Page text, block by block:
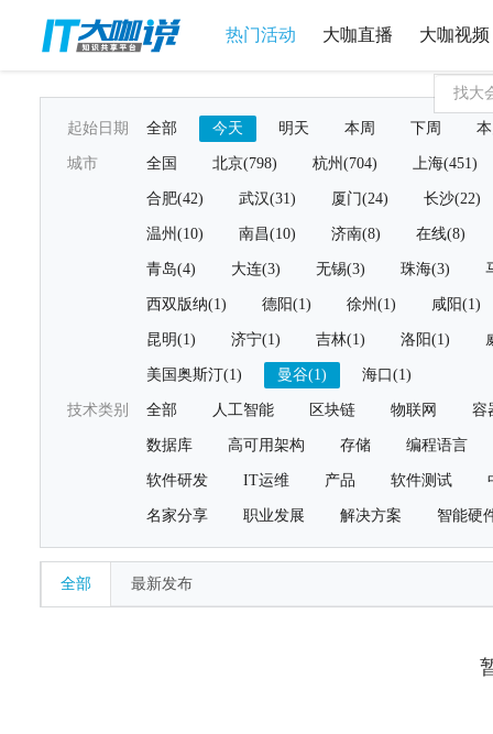
热门活动 大咖直播 大咖视频
起始日期 全部 今天 明天 本周 下周
城市 全国 北京(798) 杭州(704) 上海(451)
合肥(42) 武汉(31) 厦门(24) 长沙(22)
温州(10) 南昌(10) 济南(8) 在线(8)
青岛(4) 大连(3) 无锡(3) 珠海(3)
西双版纳(1) 德阳(1) 徐州(1) 咸阳(1)
昆明(1) 济宁(1) 吉林(1) 洛阳(1)
美国奥斯汀(1) 曼谷(1) 海口(1)
技术类别 全部 人工智能 区块链 物联网 容
数据库 高可用架构 存储 编程语言
软件研发 IT运维 产品 软件测试
名家分享 职业发展 解决方案 智能硬
全部 最新发布